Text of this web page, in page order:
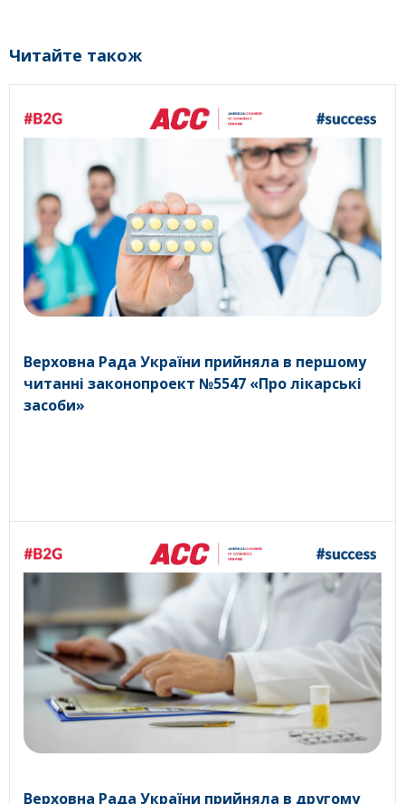
Читайте також
Верховна Рада України прийняла в першому
читанні законопроект №5547 «Про лікарські
засоби»
Верховна Рада України прийняла в другому